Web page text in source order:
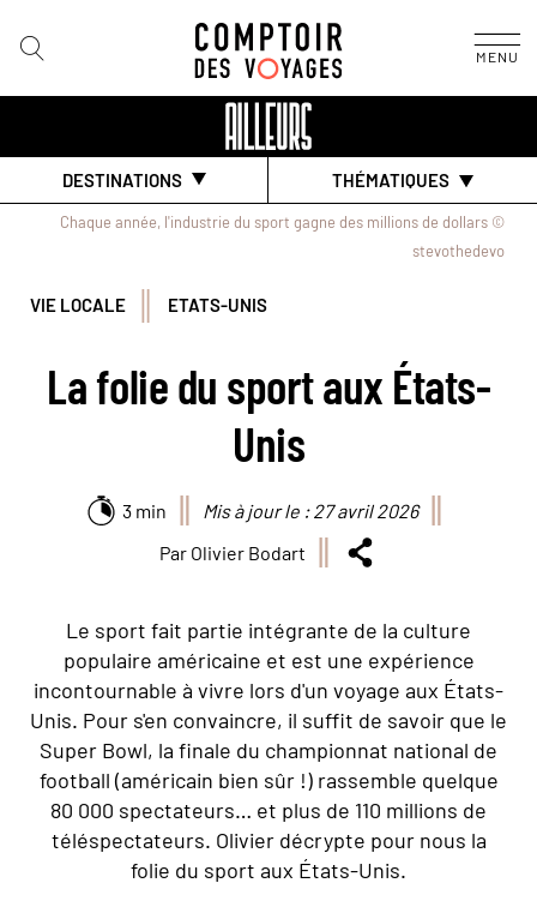
MENU
DESTINATIONS THÉMATIQUES
Chaque année, l'industrie du sport gagne des millions de dollars ©
stevothedevo
VIE LOCALE ETATS-UNIS
La folie du sport aux États-
Unis
3 min
Mis à jour le : 27 avril 2026
Par Olivier Bodart
Le sport fait partie intégrante de la culture
populaire américaine et est une expérience
incontournable à vivre lors d'un voyage aux États-
Unis. Pour s'en convaincre, il suffit de savoir que le
Super Bowl, la finale du championnat national de
football (américain bien sûr !) rassemble quelque
80 000 spectateurs… et plus de 110 millions de
téléspectateurs. Olivier décrypte pour nous la
folie du sport aux États-Unis.